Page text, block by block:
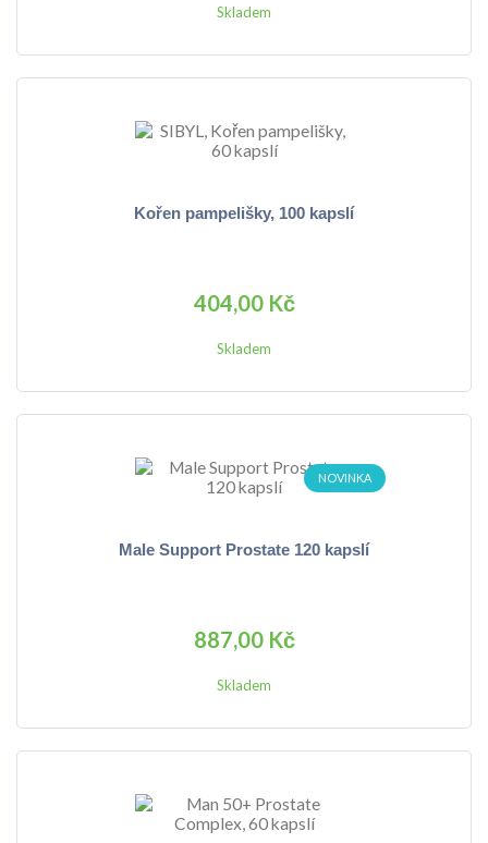
Skladem
Kořen pampelišky, 100 kapslí
404,00 Kč
Skladem
NOVINKA
Male Support Prostate 120 kapslí
887,00 Kč
Skladem